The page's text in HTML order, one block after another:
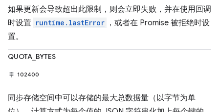
如果更新会导致超出此限制，则会立即失败，并在使用回调
时设置 runtime.lastError ，或者在 Promise 被拒绝时设
置。
QUOTA_BYTES
102400
同步存储空间中可以存储的最大总数据量（以字节为单